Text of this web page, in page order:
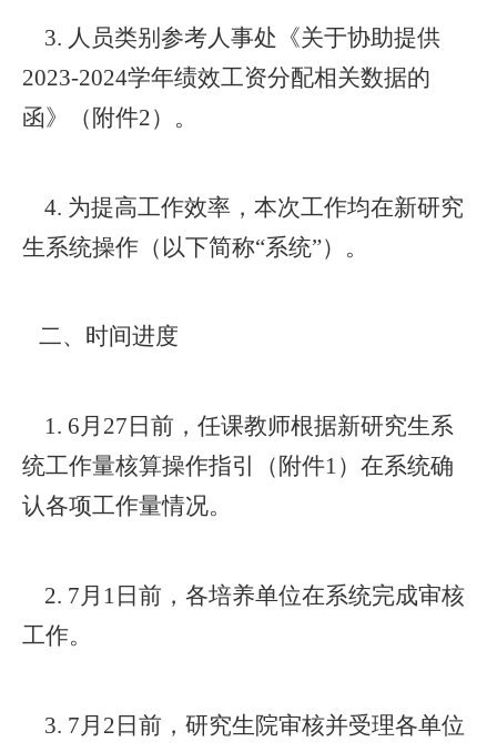
3. 人员类别 参考人事处《关于协助提供
2023-2024学年绩效工资分配相关数据的
函》（附件2）。
4. 为提高工作效率，本次工作均在新研究
生系统操作（以下简称“系统”）。
二、时间进度
1. 6月 27 日前， 任课教师根据新研究生系
统工作量核算操作指引（附件1） 在系统确
认各项工作量情况。
2. 7月1日前， 各培养单位在系统完成审核
工作。
3. 7 月 2 日前，研究生院审核并受理各单位